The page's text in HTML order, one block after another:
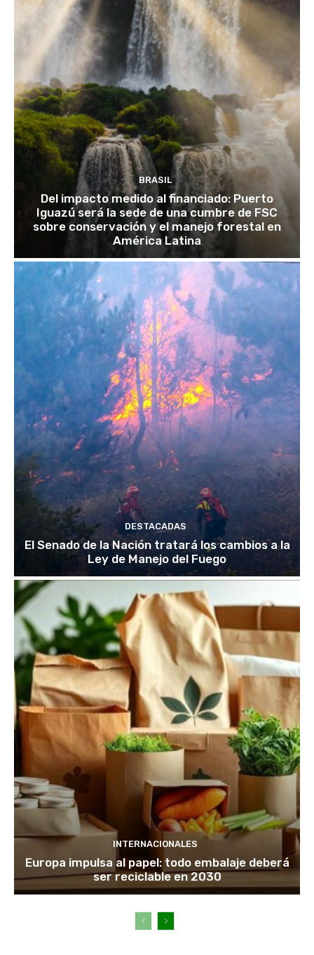
BRASIL
Del impacto medido al financiado: Puerto
Iguazú será la sede de una cumbre de FSC
sobre conservación y el manejo forestal en
América Latina
DESTACADAS
El Senado de la Nación tratará los cambios a la
Ley de Manejo del Fuego
INTERNACIONALES
Europa impulsa al papel: todo embalaje deberá
ser reciclable en 2030